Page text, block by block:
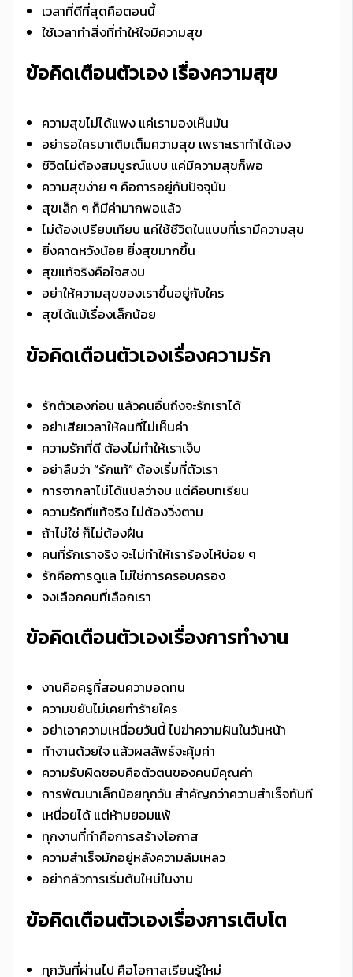
เวลาที่ดีที่สุดคือตอนนี้
ใช้เวลาทำสิ่งที่ทำให้ใจมีความสุข
ข้อคิดเตือนตัวเอง เรื่องความสุข
ความสุขไม่ได้แพง แค่เรามองเห็นมัน
อย่ารอใครมาเติมเต็มความสุข เพราะเราทำได้เอง
ชีวิตไม่ต้องสมบูรณ์แบบ แค่มีความสุขก็พอ
ความสุขง่าย ๆ คือการอยู่กับปัจจุบัน
สุขเล็ก ๆ ก็มีค่ามากพอแล้ว
ไม่ต้องเปรียบเทียบ แค่ใช้ชีวิตในแบบที่เรามีความสุข
ยิ่งคาดหวังน้อย ยิ่งสุขมากขึ้น
สุขแท้จริงคือใจสงบ
อย่าให้ความสุขของเราขึ้นอยู่กับใคร
สุขได้แม้เรื่องเล็กน้อย
ข้อคิดเตือนตัวเองเรื่องความรัก
รักตัวเองก่อน แล้วคนอื่นถึงจะรักเราได้
อย่าเสียเวลาให้คนที่ไม่เห็นค่า
ความรักที่ดี ต้องไม่ทำให้เราเจ็บ
อย่าลืมว่า “รักแท้” ต้องเริ่มที่ตัวเรา
การจากลาไม่ได้แปลว่าจบ แต่คือบทเรียน
ความรักที่แท้จริง ไม่ต้องวิ่งตาม
ถ้าไม่ใช่ ก็ไม่ต้องฝืน
คนที่รักเราจริง จะไม่ทำให้เราร้องไห้บ่อย ๆ
รักคือการดูแล ไม่ใช่การครอบครอง
จงเลือกคนที่เลือกเรา
ข้อคิดเตือนตัวเองเรื่องการทำงาน
งานคือครูที่สอนความอดทน
ความขยันไม่เคยทำร้ายใคร
อย่าเอาความเหนื่อยวันนี้ ไปฆ่าความฝันในวันหน้า
ทำงานด้วยใจ แล้วผลลัพธ์จะคุ้มค่า
ความรับผิดชอบคือตัวตนของคนมีคุณค่า
การพัฒนาเล็กน้อยทุกวัน สำคัญกว่าความสำเร็จทันที
เหนื่อยได้ แต่ห้ามยอมแพ้
ทุกงานที่ทำคือการสร้างโอกาส
ความสำเร็จมักอยู่หลังความล้มเหลว
อย่ากลัวการเริ่มต้นใหม่ในงาน
ข้อคิดเตือนตัวเองเรื่องการเติบโต
ทุกวันที่ผ่านไป คือโอกาสเรียนรู้ใหม่